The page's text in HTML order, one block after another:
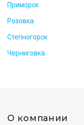
Приморск
Розовка
Степногорск
Черниговка
О компании